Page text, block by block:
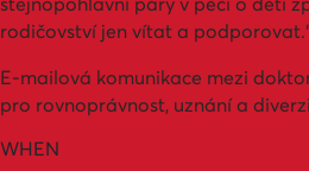
rodičovství jen vítat a
E-mailová komunikace mezi
pro rovnoprávnost, uznání a
WHEN